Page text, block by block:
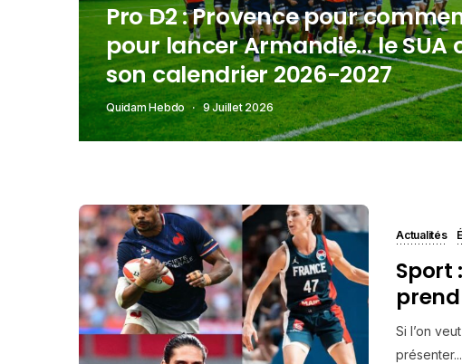
Pro D2 : Provence pour
pour lancer Armandie… le SUA
son calendrier 2026-2027
Quidam Hebdo 9 Juillet 2026
Actualités
Sport
Si l’on
présenter...